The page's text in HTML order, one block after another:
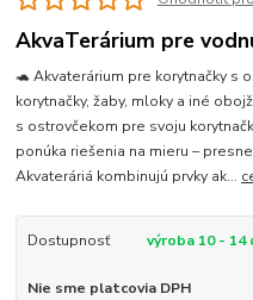
AkvaTerárium pre
🐢 Akvaterárium pre korytnačky s
korytnačky, žaby, mloky a iné
s ostrovčekom pre svoju
ponúka riešenia na mieru –
Akvateráriá kombinujú prvky ak...
Dostupnosť výroba 10 - 14
Nie sme platcovia DPH